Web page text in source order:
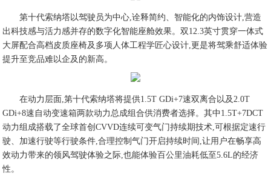
第十代索纳塔以驾驶员为中心,诠释简约、智能化的内饰设计,营造
出科技感与活力感并存的数字化智能座舱效果。双12.3英寸贯穿一体式
大屏配合高档皮质座椅及多项人体工程学匠心设计,更是将驾乘舒适体验
提升至竞品难以企及的新高。
在动力层面,第十代索纳塔将提供1.5T GDi+7速双离合以及2.0T
GDi+8速自动变速箱两款动力总成组合供消费者选择。其中1.5T+7DCT
动力组成搭载了全球首创CVVD连续可变气门持续期技术,可根据定速行
驶、加速行驶等行驶条件,合理控制气门开启持续时间,让用户在畅享高
效动力带来的领风驾驶体验之际,也能体验百公里油耗低至5.6L的经济
性。